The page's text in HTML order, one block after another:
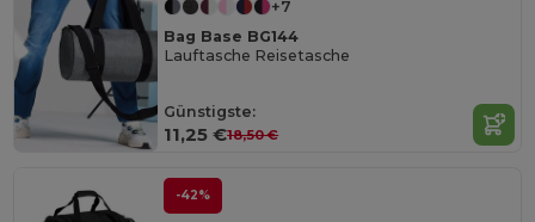
+7
Bag Base BG144
Lauftasche Reisetasche
Günstigste:
11,25 €18,50 €
-42%